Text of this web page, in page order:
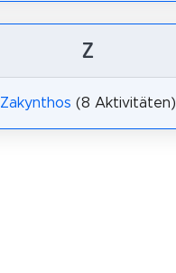
Z
Zakynthos (8 Aktivitäten)